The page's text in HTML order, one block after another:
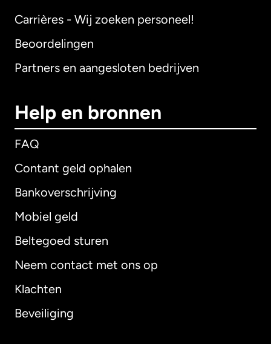
Carrières - Wij zoeken personeel!
Beoordelingen
Partners en aangesloten bedrijven
Help en bronnen
FAQ
Contant geld ophalen
Bankoverschrijving
Mobiel geld
Beltegoed sturen
Neem contact met ons op
Klachten
Beveiliging